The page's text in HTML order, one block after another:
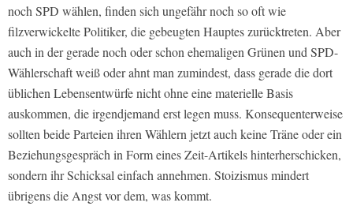
noch SPD wählen, finden sich ungefähr noch so oft wie
filzverwickelte Politiker, die gebeugten Hauptes zurücktreten. Aber
auch in der gerade noch oder schon ehemaligen Grünen und SPD-
Wählerschaft weiß oder ahnt man zumindest, dass gerade die dort
üblichen Lebensentwürfe nicht ohne eine materielle Basis
auskommen, die irgendjemand erst legen muss. Konsequenterweise
sollten beide Parteien ihren Wählern jetzt auch keine Träne oder ein
Beziehungsgespräch in Form eines Zeit-Artikels hinterherschicken,
sondern ihr Schicksal einfach annehmen. Stoizismus mindert
übrigens die Angst vor dem, was kommt.